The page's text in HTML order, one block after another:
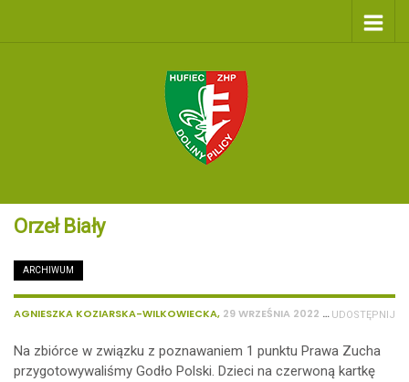
Orzeł Biały
ARCHIWUM
UDOSTĘPNIJ
AGNIESZKA KOZIARSKA-WILKOWIECKA, 29 WRZEŚNIA 2022 / 162
Na zbiórce w związku z poznawaniem 1 punktu Prawa Zucha
przygotowywaliśmy Godło Polski. Dzieci na czerwoną kartkę